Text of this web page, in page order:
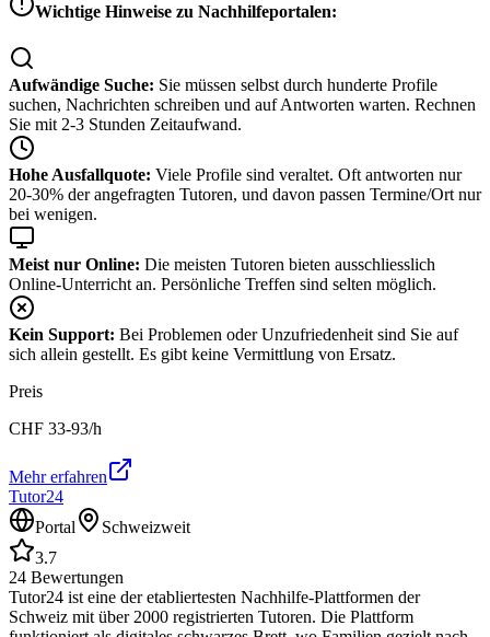
Wichtige Hinweise zu Nachhilfeportalen:
Aufwändige Suche: Sie müssen selbst durch hunderte Profile
suchen, Nachrichten schreiben und auf Antworten warten. Rechnen
Sie mit 2-3 Stunden Zeitaufwand.
Hohe Ausfallquote: Viele Profile sind veraltet. Oft antworten nur
20-30% der angefragten Tutoren, und davon passen Termine/Ort nur
bei wenigen.
Meist nur Online: Die meisten Tutoren bieten ausschliesslich
Online-Unterricht an. Persönliche Treffen sind selten möglich.
Kein Support: Bei Problemen oder Unzufriedenheit sind Sie auf
sich allein gestellt. Es gibt keine Vermittlung von Ersatz.
Preis
CHF 33-93/h
Mehr erfahren
Tutor24
Portal
Schweizweit
3.7
24 Bewertungen
Tutor24 ist eine der etabliertesten Nachhilfe-Plattformen der
Schweiz mit über 2000 registrierten Tutoren. Die Plattform